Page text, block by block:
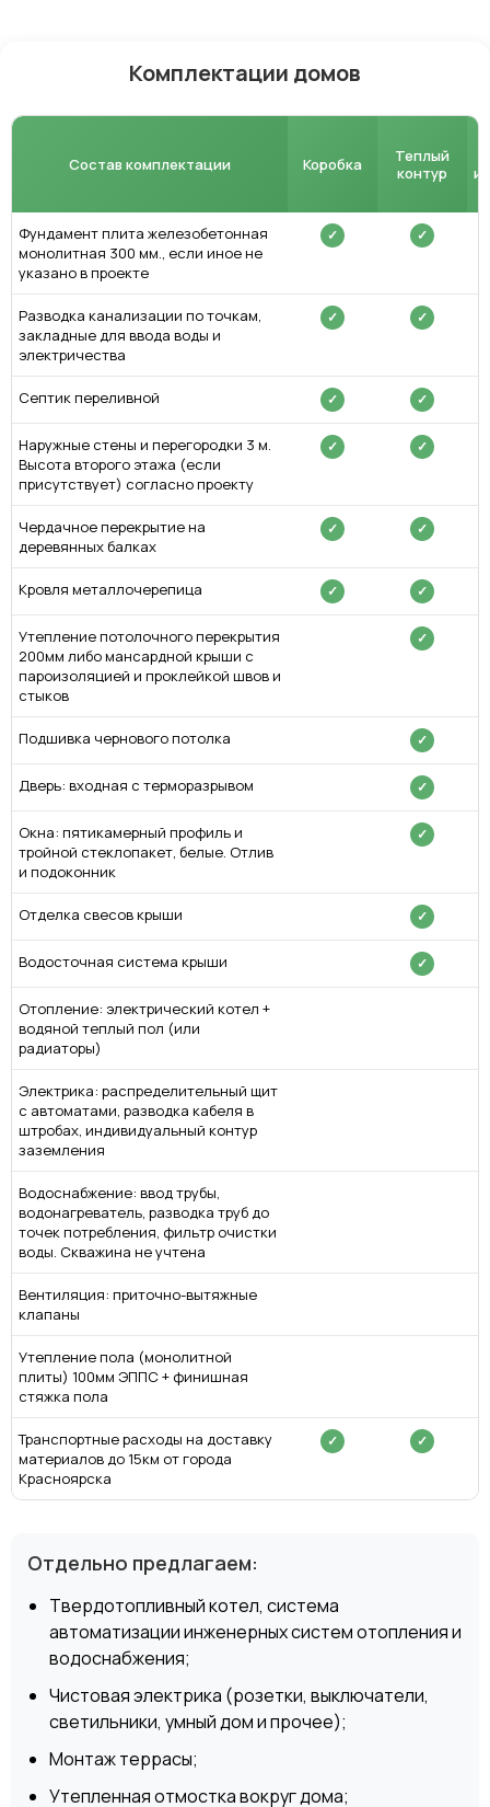
Комплектации домов
Состав комплектации Коробка
Теплый
контур
Фундамент плита железобетонная
монолитная 300 мм., если иное не
указано в проекте
✓ ✓
Разводка канализации по точкам,
закладные для ввода воды и
электричества
✓ ✓
Септик переливной ✓ ✓
Наружные стены и перегородки 3 м.
Высота второго этажа (если
присутствует) согласно проекту
✓ ✓
Чердачное перекрытие на
деревянных балках
✓ ✓
Кровля металлочерепица ✓ ✓
Утепление потолочного перекрытия
200мм либо мансардной крыши с
пароизоляцией и проклейкой швов и
стыков
✓
Подшивка чернового потолка ✓
Дверь: входная с терморазрывом ✓
Окна: пятикамерный профиль и
тройной стеклопакет, белые. Отлив
и подоконник
✓
Отделка свесов крыши ✓
Водосточная система крыши ✓
Отопление: электрический котел +
водяной теплый пол (или
радиаторы)
Электрика: распределительный щит
с автоматами, разводка кабеля в
штробах, индивидуальный контур
заземления
Водоснабжение: ввод трубы,
водонагреватель, разводка труб до
точек потребления, фильтр очистки
воды. Скважина не учтена
Вентиляция: приточно-вытяжные
клапаны
Утепление пола (монолитной
плиты) 100мм ЭППС + финишная
стяжка пола
Транспортные расходы на доставку
материалов до 15км от города
Красноярска
✓ ✓
Отдельно предлагаем:
Твердотопливный котел, система
автоматизации инженерных систем отопления и
водоснабжения;
Чистовая электрика (розетки, выключатели,
светильники, умный дом и прочее);
Монтаж террасы;
Утепленная отмостка вокруг дома;